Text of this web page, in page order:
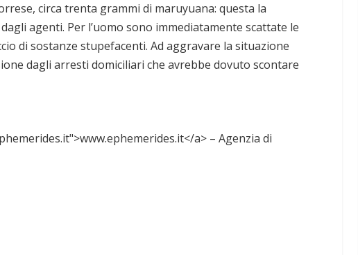
circa trenta grammi di maruyuana: questa la
agenti. Per l’uomo sono immediatamente scattate le
di sostanze stupefacenti. Ad aggravare la situazione
dagli arresti domiciliari che avrebbe dovuto scontare
a> – Agenzia di